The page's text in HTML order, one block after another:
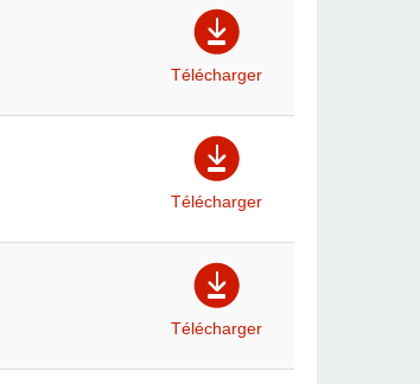
Télécharger
Télécharger
Télécharger